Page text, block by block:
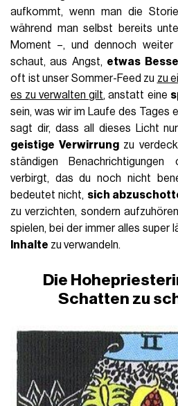
aufkommt, wenn man die
während man selbst bereits
Moment –, und dennoch weiter
schaut, aus Angst, etwas
oft ist unser Sommer-Feed zu zu
es zu verwalten gilt, anstatt eine
sein, was wir im Laufe des Tages
sagt dir, dass all dieses Licht
geistige Verwirrungzu
ständigen
verbirgt, das du noch nicht
bedeutet nicht, sich
zu verzichten, sondern
spielen, bei der immer alles super
Inhalte zu verwandeln.
Die
Schatten zu